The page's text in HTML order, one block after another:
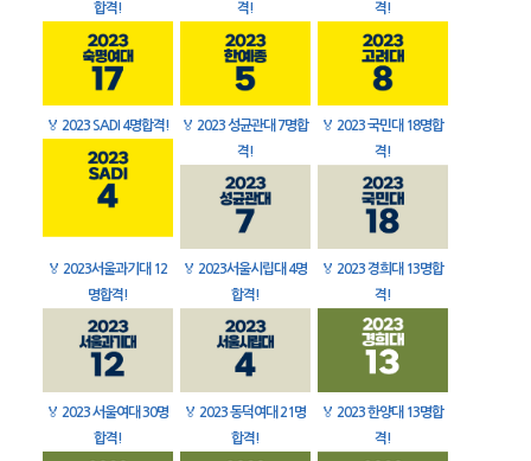
합격!
격!
격!
🏅 2023 SADI 4명합격! 🏅 2023 성균관대 7명합
격!
🏅 2023 국민대 18명합
격!
🏅 2023서울과기대 12
명합격!
🏅 2023서울시립대 4명
합격!
🏅 2023 경희대 13명합
격!
🏅 2023 서울여대 30명
합격!
🏅 2023 동덕여대 21명
합격!
🏅 2023 한양대 13명합
격!